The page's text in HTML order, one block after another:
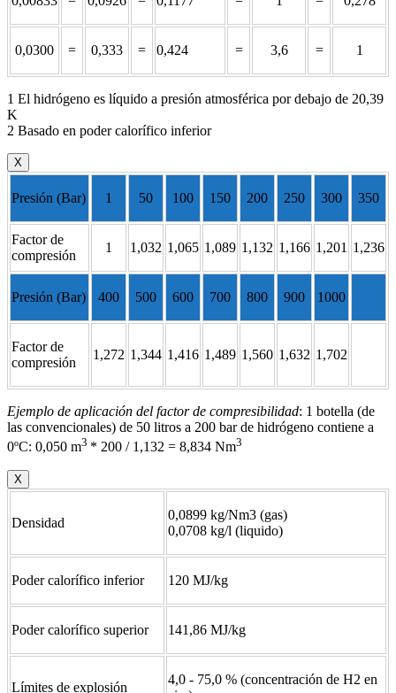
0,0300 = 0,333 = 0,424 = 3,6 = 1
1 El hidrógeno es líquido a presión atmosférica por debajo de 20,39
K
2 Basado en poder calorífico inferior
X
Presión (Bar) 1 50 100 150 200 250 300 350
Factor de
compresión
1 1,032 1,065 1,089 1,132 1,166 1,201 1,236
Presión (Bar) 400 500 600 700 800 900 1000
Factor de
compresión
1,272 1,344 1,416 1,489 1,560 1,632 1,702
Ejemplo de aplicación del factor de compresibilidad: 1 botella (de
las convencionales) de 50 litros a 200 bar de hidrógeno contiene a
0ºC: 0,050 m3 * 200 / 1,132 = 8,834 Nm3
X
Densidad
0,0899 kg/Nm3 (gas)
0,0708 kg/l (liquido)
Poder calorífico inferior 120 MJ/kg
Poder calorífico superior 141,86 MJ/kg
Límites de explosión
4,0 - 75,0 % (concentración de H2 en